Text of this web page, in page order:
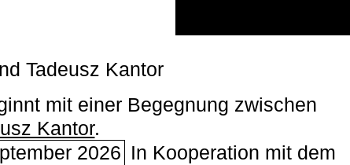
Tadeusz Kantor
mit einer Begegnung zwischen
Kantor.
2026 In Kooperation mit dem